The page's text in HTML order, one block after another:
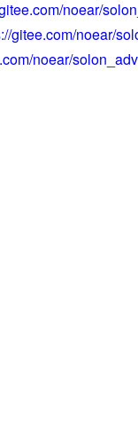
noear/
gitee.com/noear/
noear/